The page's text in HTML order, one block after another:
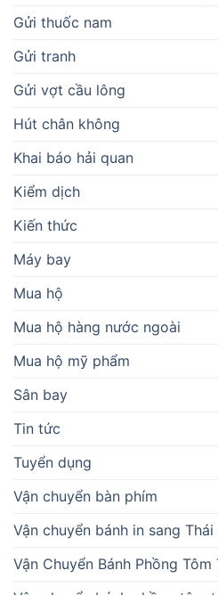
Gửi thuốc nam
Gửi tranh
Gửi vợt cầu lông
Hút chân không
Khai báo hải quan
Kiểm dịch
Kiến thức
Máy bay
Mua hộ
Mua hộ hàng nước ngoài
Mua hộ mỹ phẩm
Sân bay
Tin tức
Tuyển dụng
Vận chuyển bàn phím
Vận chuyển bánh in sang Thái
Vận Chuyển Bánh Phồng